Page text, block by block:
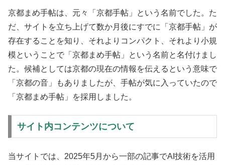
京都まめ手帖は、元々「京都手帖」という名前でした。た
だ、サイトを立ち上げて数か月後にすでに「京都手帖」が
存在することを知り、それよりコンパクト、それより小規
模ということで「京都まめ手帖」という名前と名付けまし
た。候補としては京都の現在の情報を伝えるという意味で
「京都の音」もありましたが、手帖が気に入っていたので
「京都まめ手帖」を採用しました。
サイト内コンテンツについて
当サイトでは、2025年5月から一部の記事でAI技術を活用